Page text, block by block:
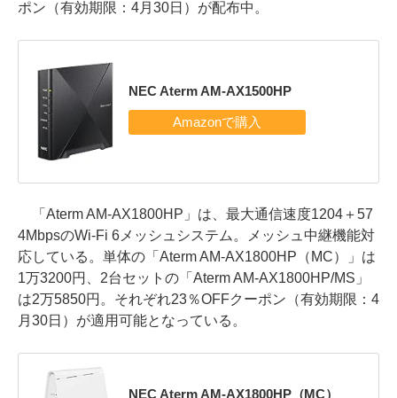
ポン（有効期限：4月30日）が配布中。
NEC Aterm AM-AX1500HP
「Aterm AM-AX1800HP」は、最大通信速度1204＋57
4MbpsのWi-Fi 6メッシュシステム。メッシュ中継機能対
応している。単体の「Aterm AM-AX1800HP（MC）」は
1万3200円、2台セットの「Aterm AM-AX1800HP/MS」
は2万5850円。それぞれ23％OFFクーポン（有効期限：4
月30日）が適用可能となっている。
NEC Aterm AM-AX1800HP（MC）